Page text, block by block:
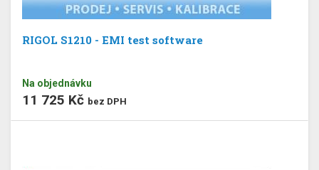
RIGOL S1210 - EMI test software
Na objednávku
11 725 Kč bez DPH